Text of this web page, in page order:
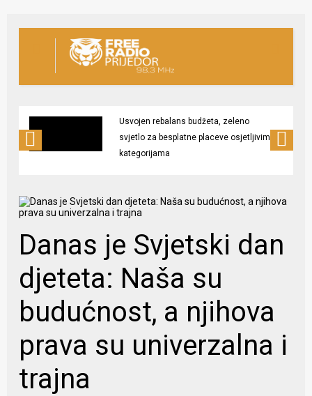
Usvojen rebalans budžeta, zeleno
svjetlo za besplatne placeve osjetljivim
kategorijama
Danas je Svjetski dan
djeteta: Naša su
budućnost, a njihova
prava su univerzalna i
trajna